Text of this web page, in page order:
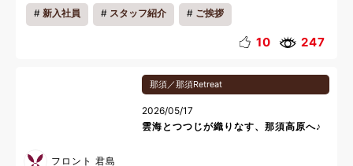
新入社員 スタッフ紹介 ご挨拶
10 247
那須／那須Retreat
2026/05/17
雲海とつつじが織りなす、那須高原へ♪
フロント 君島